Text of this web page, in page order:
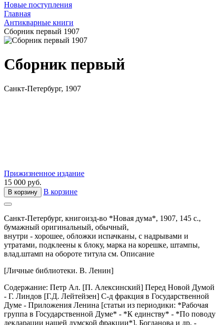
Новые поступления
Главная
Антикварные книги
Сборник первый 1907
Сборник первый
Санкт-Петербург, 1907
Прижизненное издание
15 000 руб.
В корзину В корзине
Санкт-Петербург, книгоизд-во *Новая дума*, 1907, 145 с.,
бумажный оригинальный, обычный,
внутри - хорошее, обложки испачканы, с надрывами и
утратами, подклеены к блоку, марка на корешке, штампы,
влад.штамп на обороте титула см. Описание
[Личные библиотеки. В. Ленин]
Содержание: Петр Ал. [П. Алексинский] Перед Новой Думой
- Г. Линдов [Г.Д. Лейтейзен] С-д фракция в Государственной
Думе - Приложения Ленина [статьи из периодики: *Рабочая
группа в Государственной Думе* - *К единству* - *По поводу
декларации нашей думской фракции*], Богданова и др. -